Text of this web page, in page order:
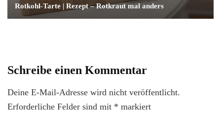
Rotkohl-Tarte | Rezept – Rotkraut mal anders
Schreibe einen Kommentar
Deine E-Mail-Adresse wird nicht veröffentlicht.
Erforderliche Felder sind mit * markiert